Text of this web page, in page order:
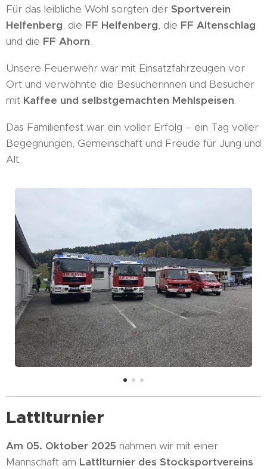
Für das leibliche Wohl sorgten der Sportverein
Helfenberg, die FF Helfenberg, die FF Altenschlag
und die FF Ahorn.
Unsere Feuerwehr war mit Einsatzfahrzeugen vor
Ort und verwöhnte die Besucherinnen und Besucher
mit Kaffee und selbstgemachten Mehlspeisen.
Das Familienfest war ein voller Erfolg – ein Tag voller
Begegnungen, Gemeinschaft und Freude für Jung und
Alt.
Lattlturnier
Am 05. Oktober 2025 nahmen wir mit einer
Mannschaft am Lattlturnier des Stocksportvereins